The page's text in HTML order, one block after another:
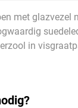
met glazvezel
in